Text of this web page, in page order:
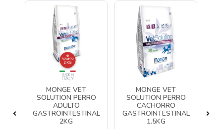
MONGE VET
SOLUTION PERRO
ADULTO
GASTROINTESTINAL
2KG
MONGE VET
SOLUTION PERRO
CACHORRO
GASTROINTESTINAL
1.5KG